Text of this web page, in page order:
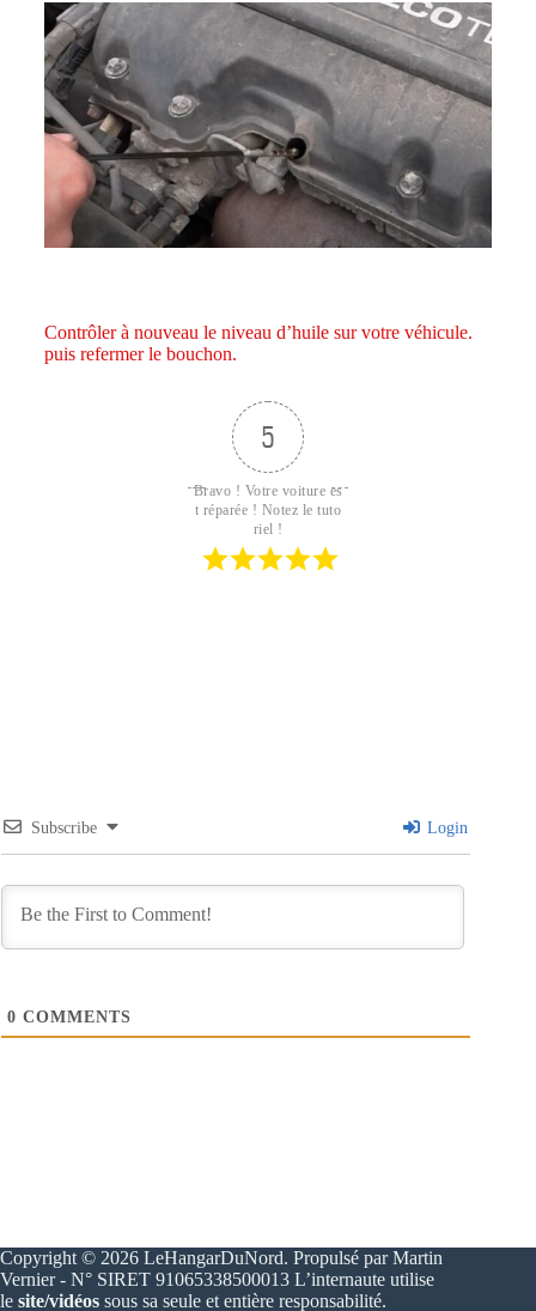
Contrôler à nouveau le niveau d’huile sur votre véhicule.
puis refermer le bouchon.
5
Bravo ! Votre voiture es
t réparée ! Notez le tuto
riel !
Subscribe Login
0 COMMENTS
Copyright © 2026 LeHangarDuNord. Propulsé par Martin
Vernier - N° SIRET 91065338500013 L’internaute utilise
le site/vidéos sous sa seule et entière responsabilité.